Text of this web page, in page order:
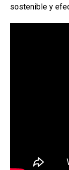
sostenible y